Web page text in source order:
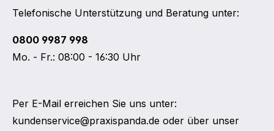
Telefonische Unterstützung und Beratung unter:
0800 9987 998
Mo. - Fr.: 08:00 - 16:30 Uhr
Per E-Mail erreichen Sie uns unter:
kundenservice@praxispanda.de oder über unser